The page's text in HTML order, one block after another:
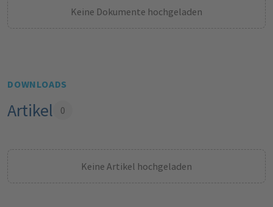
Keine Dokumente hochgeladen
DOWNLOADS
Artikel 0
Keine Artikel hochgeladen